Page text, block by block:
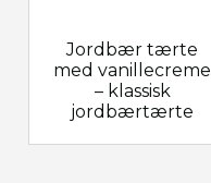
Jordbær tærte
med vanillecreme
– klassisk
jordbærtærte